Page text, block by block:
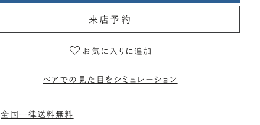
来店予約
お気に入りに追加
ペアでの見た目をシミュレーション
全国一律送料無料